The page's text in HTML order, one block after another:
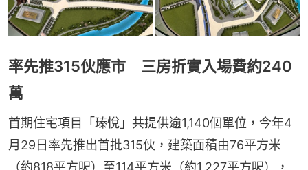
率先推315伙應市 三房折實入場費約240
萬
首期住宅項目「瑧悅」共提供逾1,140個單位，今年4
月29日率先推出首批315伙，建築面積由76平方米
（約818平方呎）至114平方米（約1,227平方呎），